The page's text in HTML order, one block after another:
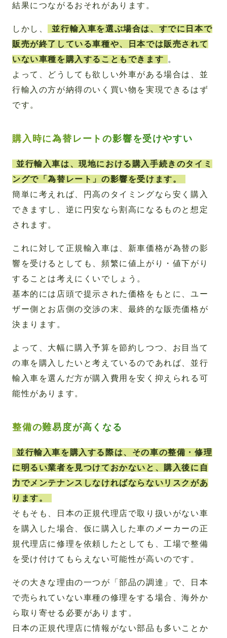
結果につながるおそれがあります。
しかし、
並行輸入車を選ぶ場合は、すでに日本で
販売が終了している車種や、日本では販売されて
いない車種を購入することもできます
。
よって、どうしても欲しい外車がある場合は、並
行輸入の方が納得のいく買い物を実現できるはず
です。
購入時に為替レートの影響を受けやすい
並行輸入車は、現地における購入手続きのタイミ
ングで「為替レート」の影響を受けます。
簡単に考えれば、円高のタイミングなら安く購入
できますし、逆に円安なら割高になるものと想定
されます。
これに対して正規輸入車は、新車価格が為替の影
響を受けるとしても、頻繁に値上がり・値下がり
することは考えにくいでしょう。
基本的には店頭で提示された価格をもとに、ユー
ザー側とお店側の交渉の末、最終的な販売価格が
決まります。
よって、大幅に購入予算を節約しつつ、お目当て
の車を購入したいと考えているのであれば、並行
輸入車を選んだ方が購入費用を安く抑えられる可
能性があります。
整備の難易度が高くなる
並行輸入車を購入する際は、その車の整備・修理
に明るい業者を見つけておかないと、購入後に自
力でメンテナンスしなければならないリスクがあ
ります。
そもそも、日本の正規代理店で取り扱いがない車
を購入した場合、仮に購入した車のメーカーの正
規代理店に修理を依頼したとしても、工場で整備
を受け付けてもらえない可能性が高いのです。
その大きな理由の一つが「部品の調達」で、日本
で売られていない車種の修理をする場合、海外か
ら取り寄せる必要があります。
日本の正規代理店に情報がない部品も多いことか